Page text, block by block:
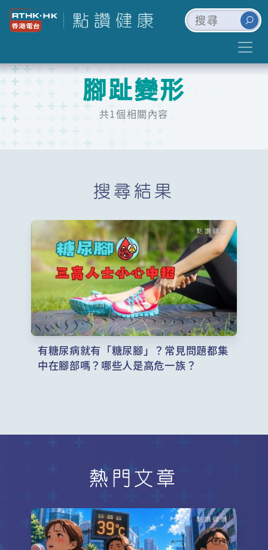
腳趾變形
共1個相關內容
搜尋結果
有糖尿病就有「糖尿腳」？常見問題都集
中在腳部嗎？哪些人是高危一族？
熱門文章